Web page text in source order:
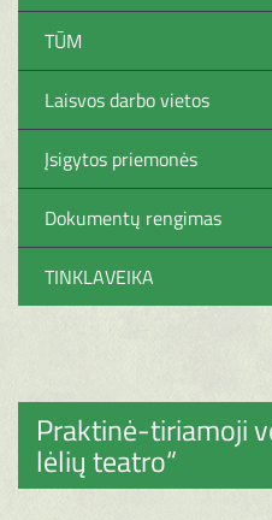
TŪM
Laisvos darbo vietos
Įsigytos priemonės
Dokumentų rengimas
TINKLAVEIKA
Praktinė-tiriamoji
lėlių teatro“